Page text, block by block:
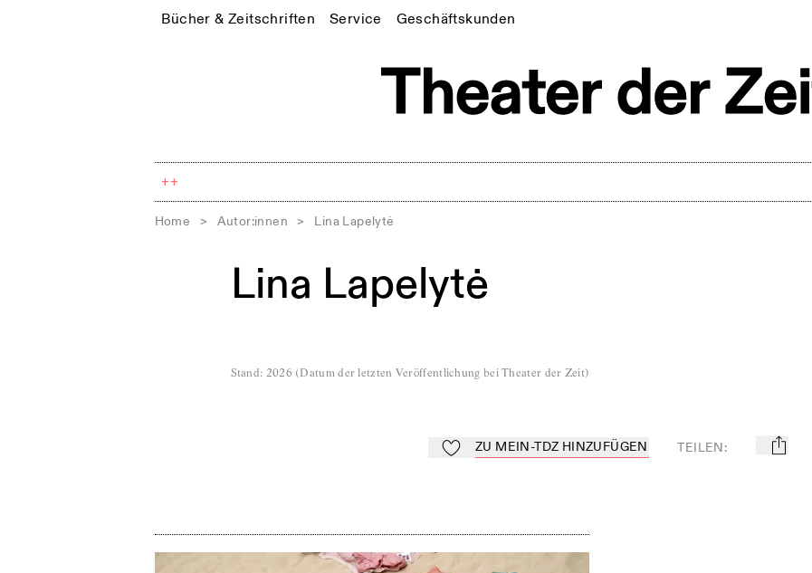
Bücher & Zeitschriften Service Geschäftskunden
++
Home > Autor:innen > Lina Lapelytė
Lina Lapelytė
Stand: 2026 (Datum der letzten Veröffentlichung bei Theater der Zeit)
Zu Mein-TdZ hinzufügen
ZU MEIN-TDZ HINZUFÜGEN TEILEN: mail